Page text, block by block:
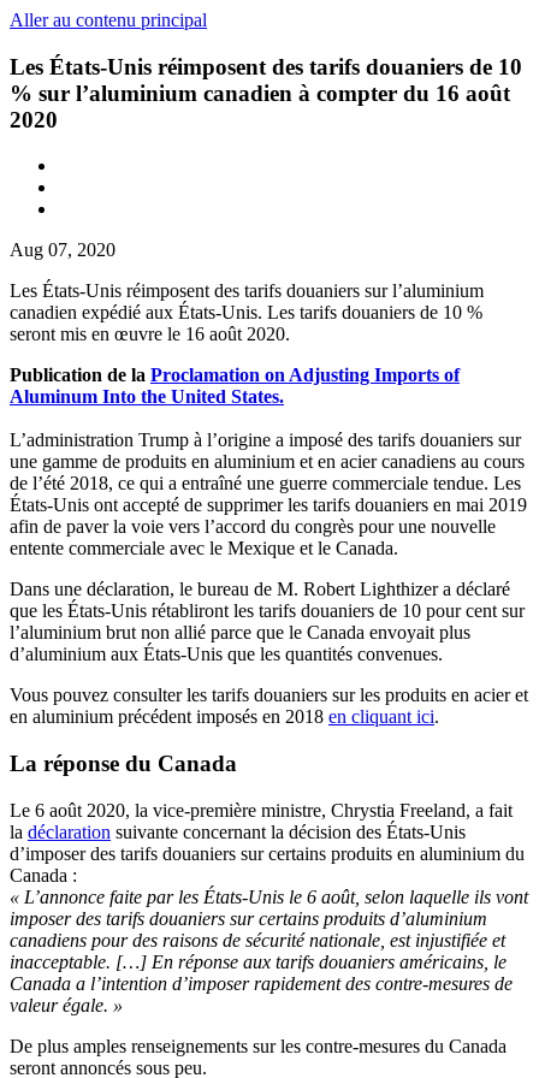
Aller au contenu principal
Les États-Unis réimposent des tarifs douaniers de 10
% sur l’aluminium canadien à compter du 16 août
2020
Aug 07, 2020
Les États-Unis réimposent des tarifs douaniers sur l’aluminium
canadien expédié aux États-Unis. Les tarifs douaniers de 10 %
seront mis en œuvre le 16 août 2020.
Publication de la Proclamation on Adjusting Imports of
Aluminum Into the United States.
L’administration Trump à l’origine a imposé des tarifs douaniers sur
une gamme de produits en aluminium et en acier canadiens au cours
de l’été 2018, ce qui a entraîné une guerre commerciale tendue. Les
États-Unis ont accepté de supprimer les tarifs douaniers en mai 2019
afin de paver la voie vers l’accord du congrès pour une nouvelle
entente commerciale avec le Mexique et le Canada.
Dans une déclaration, le bureau de M. Robert Lighthizer a déclaré
que les États-Unis rétabliront les tarifs douaniers de 10 pour cent sur
l’aluminium brut non allié parce que le Canada envoyait plus
d’aluminium aux États-Unis que les quantités convenues.
Vous pouvez consulter les tarifs douaniers sur les produits en acier et
en aluminium précédent imposés en 2018 en cliquant ici.
La réponse du Canada
Le 6 août 2020, la vice-première ministre, Chrystia Freeland, a fait
la déclaration suivante concernant la décision des États-Unis
d’imposer des tarifs douaniers sur certains produits en aluminium du
Canada :
« L’annonce faite par les États-Unis le 6 août, selon laquelle ils vont
imposer des tarifs douaniers sur certains produits d’aluminium
canadiens pour des raisons de sécurité nationale, est injustifiée et
inacceptable. […] En réponse aux tarifs douaniers américains, le
Canada a l’intention d’imposer rapidement des contre-mesures de
valeur égale. »
De plus amples renseignements sur les contre-mesures du Canada
seront annoncés sous peu.